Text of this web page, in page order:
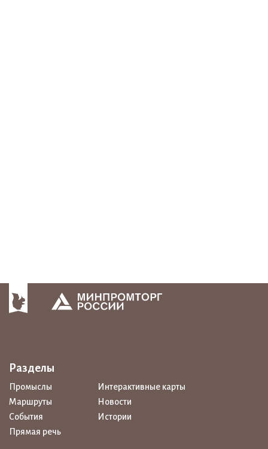
Разделы
Промыслы
Интерактивные карты
Маршруты
Новости
События
Истории
Прямая речь